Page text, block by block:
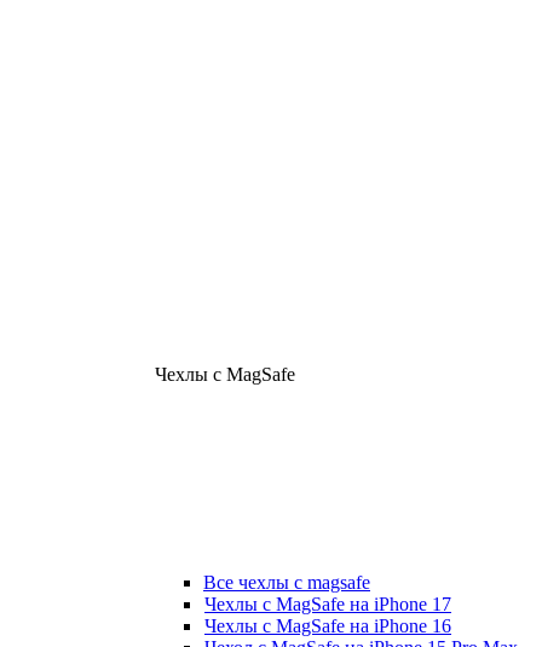
Чехлы с MagSafe
Все чехлы с magsafe
Чехлы с MagSafe на iPhone 17
Чехлы с MagSafe на iPhone 16